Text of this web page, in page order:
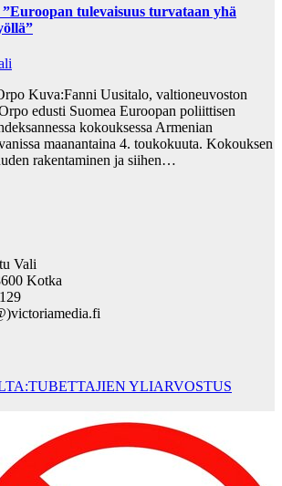
tulevaisuus turvataan yhä
Kuva:Fanni Uusitalo, valtioneuvoston
edusti Suomea Euroopan poliittisen
kokouksessa Armenian
maanantaina 4. toukokuuta. Kokouksen
rakentaminen ja siihen…
Vali
Kotka
YLIARVOSTUS